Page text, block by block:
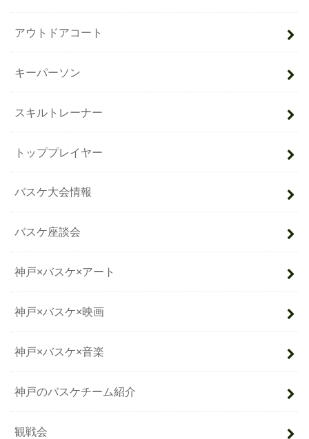
アウトドアコート
キーパーソン
スキルトレーナー
トッププレイヤー
バスケ大会情報
バスケ座談会
神戸×バスケ×アート
神戸×バスケ×映画
神戸×バスケ×音楽
神戸のバスケチーム紹介
観戦会